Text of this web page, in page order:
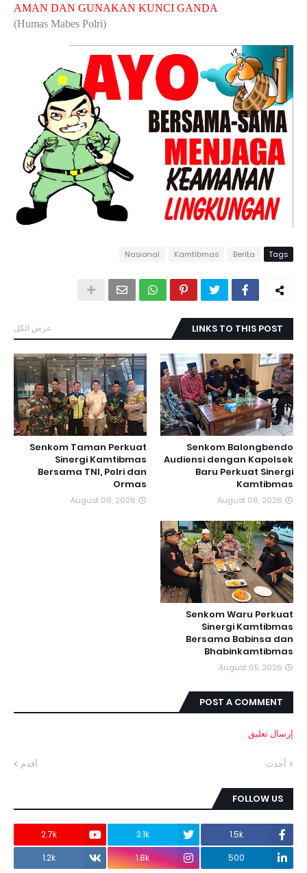
AMAN DAN GUNAKAN KUNCI GANDA
(Humas Mabes Polri)
Tags
Berita
Kamtibmas
Nasional
LINKS TO THIS POST عرض الكل
Senkom Balongbendo
Audiensi dengan Kapolsek
Baru Perkuat Sinergi
Kamtibmas
August 06, 2026
Senkom Taman Perkuat
Sinergi Kamtibmas
Bersama TNI, Polri dan
Ormas
August 06, 2026
Senkom Waru Perkuat
Sinergi Kamtibmas
Bersama Babinsa dan
Bhabinkamtibmas
August 05, 2026
POST A COMMENT
إرسال تعليق
أحدث أقدم
FOLLOW US
1.5k
3.1k
2.7k
500
1.8k
1.2k